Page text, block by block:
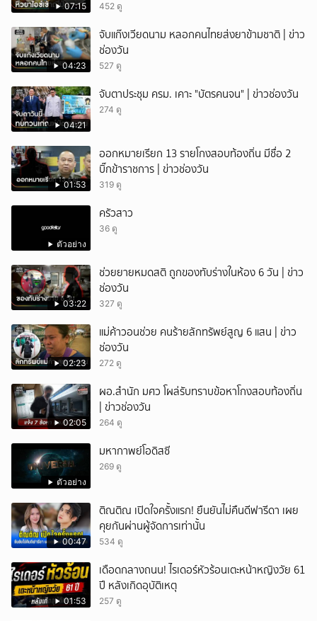
07:15 452 ดู
04:23
จับแก๊งเวียดนาม หลอกคนไทยส่งยาข้ามชาติ | ข่าว
ช่องวัน
527 ดู
04:21
จับตาประชุม ครม. เคาะ "บัตรคนจน" | ข่าวช่องวัน
274 ดู
01:53
ออกหมายเรียก 13 รายโกงสอบท้องถิ่น มีชื่อ 2
บิ๊กข้าราชการ | ข่าวช่องวัน
319 ดู
ตัวอย่าง
ครัวสาว
36 ดู
03:22
ช่วยยายหมดสติ ถูกของทับร่างในห้อง 6 วัน | ข่าว
ช่องวัน
327 ดู
02:23
แม่ค้าวอนช่วย คนร้ายลักทรัพย์สูญ 6 แสน | ข่าว
ช่องวัน
272 ดู
02:05
ผอ.สำนัก มศว โผล่รับทราบข้อหาโกงสอบท้องถิ่น
| ข่าวช่องวัน
264 ดู
ตัวอย่าง
มหากาพย์โอดิสซี
269 ดู
00:47
ติณติณ เปิดใจครั้งแรก! ยืนยันไม่คืนดีฟารีดา เผย
คุยกันผ่านผู้จัดการเท่านั้น
534 ดู
01:53
เดือดกลางถนน! ไรเดอร์หัวร้อนเตะหน้าหญิงวัย 61
ปี หลังเกิดอุบัติเหตุ
257 ดู